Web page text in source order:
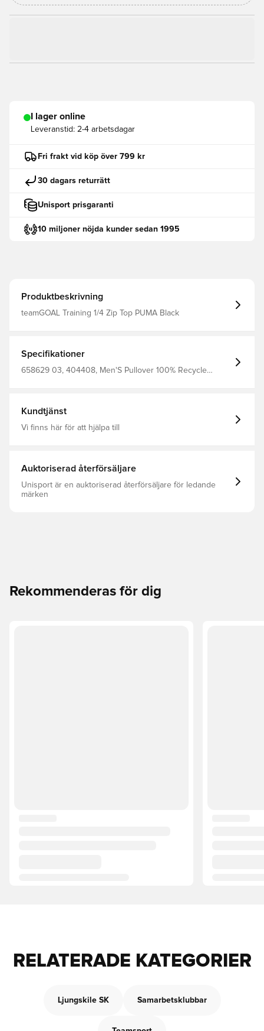
I lager online
Leveranstid: 2-4 arbetsdagar
Fri frakt vid köp över 799 kr
30 dagars returrätt
Unisport prisgaranti
10 miljoner nöjda kunder sedan 1995
Produktbeskrivning
teamGOAL Training 1/4 Zip Top PUMA Black
Specifikationer
658629 03, 404408, Men'S Pullover 100% Recycle
Kundtjänst
Vi finns här för att hjälpa till
Auktoriserad återförsäljare
Unisport är en auktoriserad återförsäljare för ledande
märken
Rekommenderas för dig
RELATERADE KATEGORIER
Ljungskile SK Samarbetsklubbar